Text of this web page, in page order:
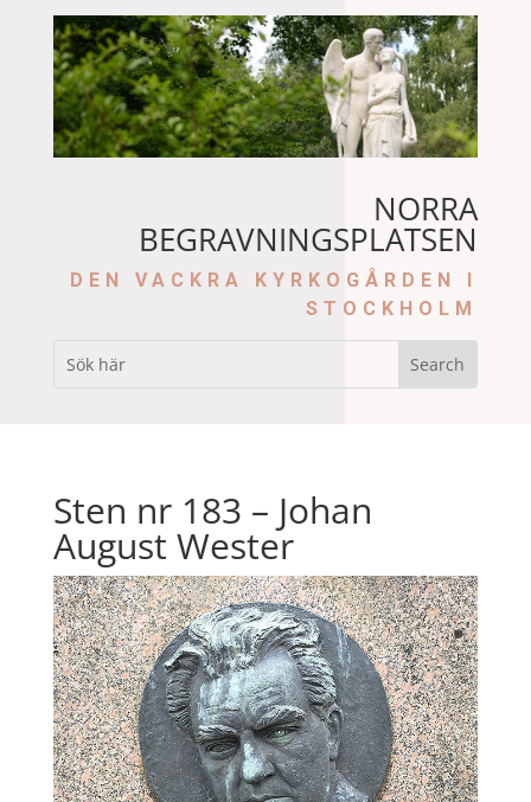
NORRA
BEGRAVNINGSPLATSEN
DEN VACKRA KYRKOGÅRDEN I
STOCKHOLM
Sten nr 183 – Johan
August Wester